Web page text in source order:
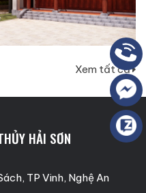
Xem tất cả
HẢI SƠN
TP Vinh, Nghệ An